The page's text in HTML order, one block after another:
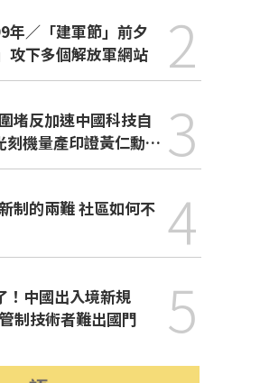
年／「建軍節」前夕
攻下多個解放軍網站
2
刻機量產印證黃仁勳觀 3
4
！中國出入境新規
制技術者難出國門
5